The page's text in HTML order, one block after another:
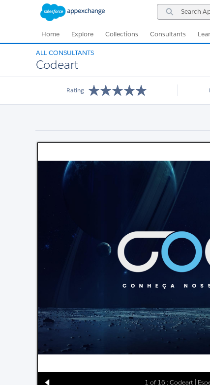
Search
AppExchange
Home Explore Collections Consultants
ALL CONSULTANTS
Codeart
Rating
1 of 16 : Codeart |